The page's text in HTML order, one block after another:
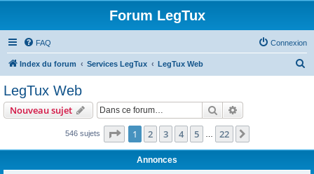
Forum LegTux
FAQ Connexion
Index du forum Services LegTux LegTux Web
LegTux Web
Nouveau sujet Rechercher
546 sujets Page 1sur22
1 2 3 4 5 22
Annonces